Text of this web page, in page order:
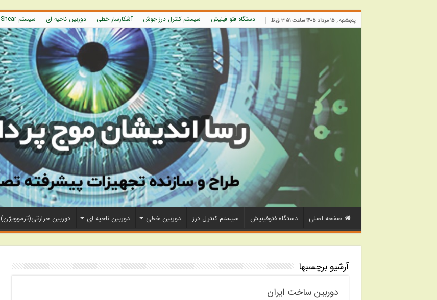
پنجشنبه , ۱۵ مرداد ۱۴۰۵ ساعت ۳:۵۱ ق.ظ دستگاه فتو فینیش سیستم کنترل درز جوش آشکارساز خطی دوربین ناحیه ای سیستم Flying Shear
صفحه اصلی دستگاه فتوفینیش سیستم کنترل درز دوربین خطی دوربین ناحیه ای دوربین حرارتی(ترموویژن)
آرشیو برچسبها
دوربین ساخت ایران